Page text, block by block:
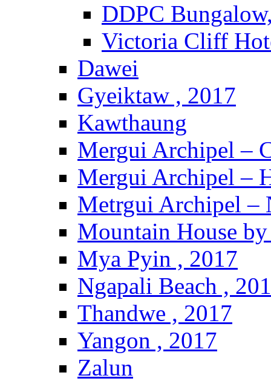
DDPC
Victoria Cliff
Dawei
Gyeiktaw , 2017
Kawthaung
Mergui Archipel –
Mergui Archipel –
Metrgui Archipel –
Mountain House
Mya Pyin , 2017
Ngapali Beach ,
Thandwe , 2017
Yangon , 2017
Zalun